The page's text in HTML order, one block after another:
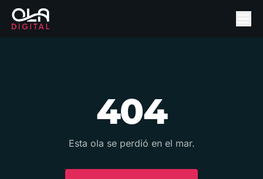
404
Esta ola se perdió en el mar.